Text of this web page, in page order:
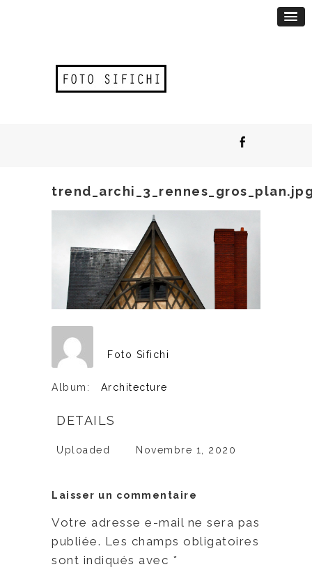
Foto Sifichi
Album: Architecture
DETAILS
Uploaded Novembre 1, 2020
Laisser un commentaire
Votre adresse e-mail ne sera pas
publiée. Les champs obligatoires
sont indiqués avec *